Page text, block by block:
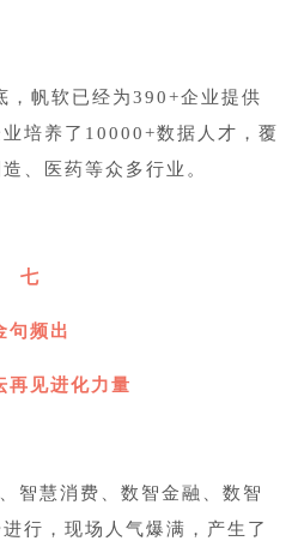
，帆软已经为390+企业提供
培养了10000+数据人才，覆
、医药等众多行业。
七
句频出
再见进化力量
智慧消费、数智金融、数智
行，现场人气爆满，产生了